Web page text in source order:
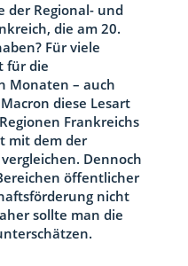
der Regional- und
die am 20.
Für viele
für die
Monaten – auch
diese Lesart
Frankreichs
mit dem der
Dennoch
öffentlicher
nicht
sollte man die